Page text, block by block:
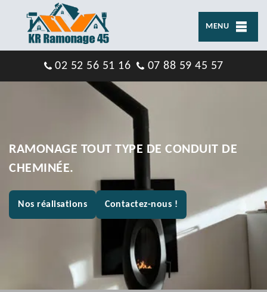
MENU
02 52 56 51 16 07 88 59 45 57
RAMONAGE TOUT TYPE DE CONDUIT DE
CHEMINÉE.
Nos réalisations Contactez-nous !